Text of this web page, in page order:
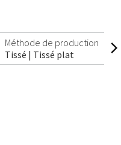
Méthode de production
Tissé | Tissé plat